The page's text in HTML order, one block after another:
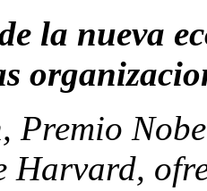
la nueva
Premio
Harvard,